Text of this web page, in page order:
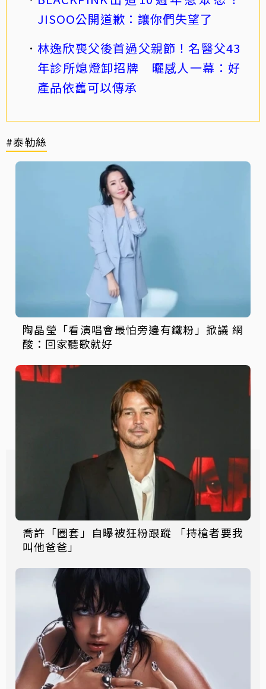
JISOO公開道歉：讓你們失望了
林逸欣喪父後首過父親節！名醫父43
年診所熄燈卸招牌 曬感人一幕：好
產品依舊可以傳承
#泰勒絲
陶晶瑩「看演唱會最怕旁邊有鐵粉」掀議 網
酸：回家聽歌就好
喬許「圈套」自曝被狂粉跟蹤 「持槍者要我
叫他爸爸」